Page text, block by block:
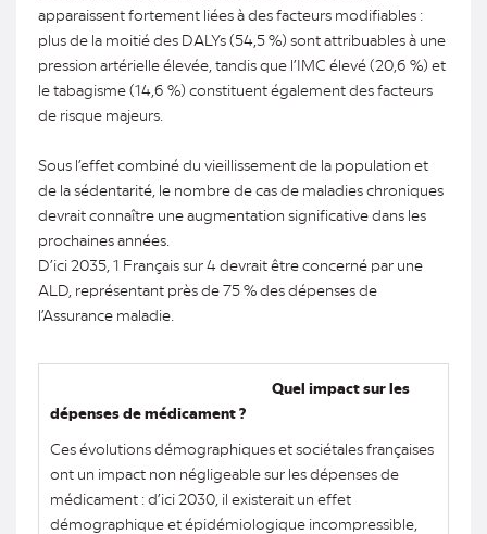
apparaissent fortement liées à des facteurs modifiables :
plus de la moitié des DALYs (54,5 %) sont attribuables à une
pression artérielle élevée, tandis que l’IMC élevé (20,6 %) et
le tabagisme (14,6 %) constituent également des facteurs
de risque majeurs.
Sous l’effet combiné du vieillissement de la population et
de la sédentarité, le nombre de cas de maladies chroniques
devrait connaître une augmentation significative dans les
prochaines années.
D’ici 2035, 1 Français sur 4 devrait être concerné par une
ALD, représentant près de 75 % des dépenses de
l’Assurance maladie.
Quel impact sur les
dépenses de médicament ?
Ces évolutions démographiques et sociétales françaises
ont un impact non négligeable sur les dépenses de
médicament : d’ici 2030, il existerait un effet
démographique et épidémiologique incompressible,